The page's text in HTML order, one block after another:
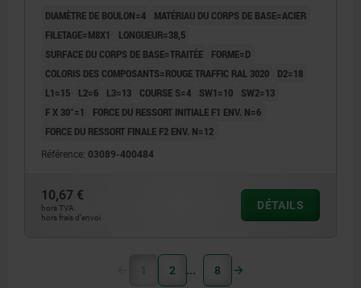
DIAMÈTRE DE BOULON=4
MATÉRIAU DU CORPS DE BASE=ACIER
FILETAGE=M8X1
LONGUEUR=38,5
SURFACE DU CORPS DE BASE=TRAITÉE
FORME=D
COLORIS DES COMPOSANTS=ROUGE TRAFFIC RAL 3020
D2=18
L1=15
L2=6 L3=13 COURSE S=4 SW1=10
SW2=13
F X 30°=1
FORCE DU RESSORT INITIALE F1 ENV. N=6
FORCE DU RESSORT FINALE F2 ENV. N=12
Référence: 03089-400484
10,67 €
hors TVA
hors frais d’envoi
DÉTAILS
1 2 8